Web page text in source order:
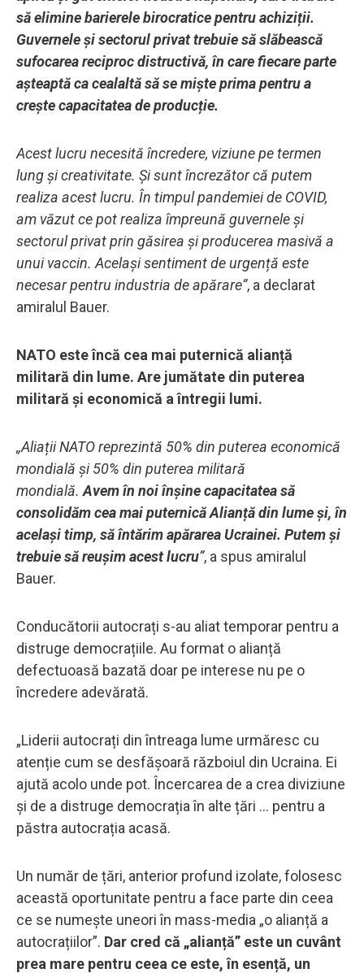
să elimine barierele birocratice pentru achiziții.
Guvernele și sectorul privat trebuie să slăbească
sufocarea reciproc distructivă, în care fiecare parte
așteaptă ca cealaltă să se miște prima pentru a
crește capacitatea de producție.
Acest lucru necesită încredere, viziune pe termen
lung și creativitate. Și sunt încrezător că putem
realiza acest lucru. În timpul pandemiei de COVID,
am văzut ce pot realiza împreună guvernele și
sectorul privat prin găsirea și producerea masivă a
unui vaccin. Același sentiment de urgență este
necesar pentru industria de apărare”, a declarat
amiralul Bauer.
NATO este încă cea mai puternică alianță
militară din lume. Are jumătate din puterea
militară și economică a întregii lumi.
„Aliații NATO reprezintă 50% din puterea economică
mondială și 50% din puterea militară
mondială.Avem în noi înșine capacitatea să
consolidăm cea mai puternică Alianță din lume și, în
același timp, să întărim apărarea Ucrainei. Putem și
trebuie să reușim acest lucru”, a spus amiralul
Bauer.
Conducătorii autocrați s-au aliat temporar pentru a
distruge democrațiile. Au format o alianță
defectuoasă bazată doar pe interese nu pe o
încredere adevărată.
„Liderii autocrați din întreaga lume urmăresc cu
atenție cum se desfășoară războiul din Ucraina. Ei
ajută acolo unde pot. Încercarea de a crea diviziune
și de a distruge democrația în alte țări ... pentru a
păstra autocrația acasă.
Un număr de țări, anterior profund izolate, folosesc
această oportunitate pentru a face parte din ceea
ce se numește uneori în mass-media „o alianță a
autocrațiilor”. Dar cred că „alianță” este un cuvânt
prea mare pentru ceea ce este, în esență, un